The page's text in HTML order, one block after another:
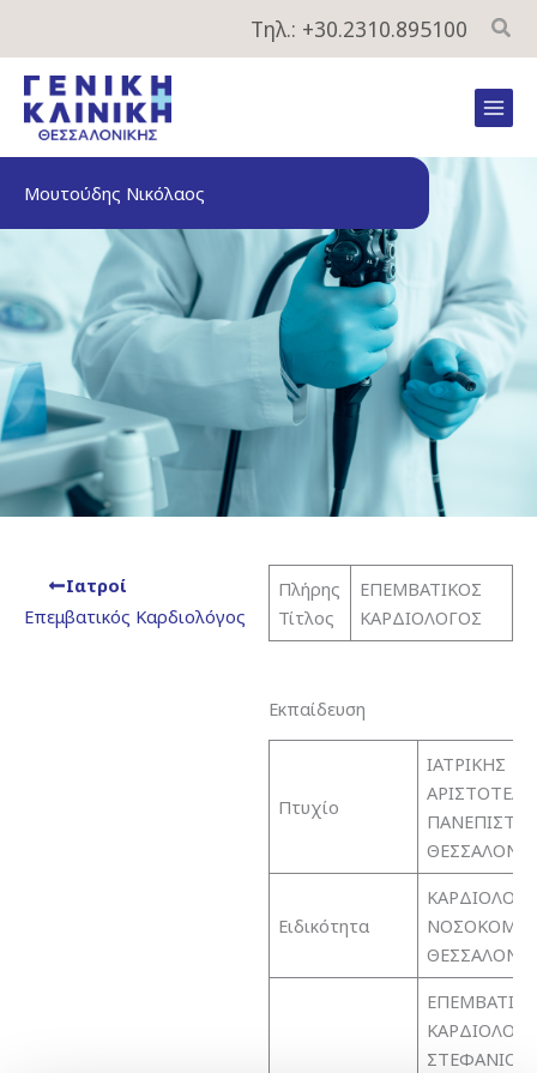
περιεχόμενο
Τηλ.: +30.2310.895100
Μουτούδης Νικόλαος
Ιατροί
Επεμβατικός Καρδιολόγος
Πλήρης
Τίτλος
ΕΠΕΜΒΑΤΙΚΟΣ
ΚΑΡΔΙΟΛΟΓΟΣ
Εκπαίδευση
Πτυχίο
ΙΑΤΡΙΚΗΣ
Ειδικότητα